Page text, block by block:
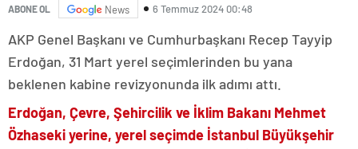
ABONE OL News 6 Temmuz 2024 00:48
AKP Genel Başkanı ve Cumhurbaşkanı Recep Tayyip
Erdoğan, 31 Mart yerel seçimlerinden bu yana
beklenen kabine revizyonunda ilk adımı attı.
Erdoğan, Çevre, Şehircilik ve İklim Bakanı Mehmet
Özhaseki yerine, yerel seçimde İstanbul Büyükşehir